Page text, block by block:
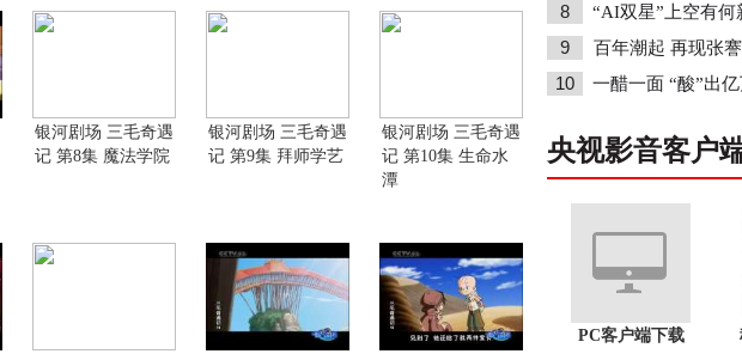
银河剧场 三毛奇遇
记 第8集 魔法学院
银河剧场 三毛奇遇
记 第9集 拜师学艺
银河剧场 三毛奇遇
记 第10集 生命水
潭
8 “AI双星”上空有何
9 百年潮起 再现张
10 一醋一面 “酸”出
央视影音客户
PC客户端下载